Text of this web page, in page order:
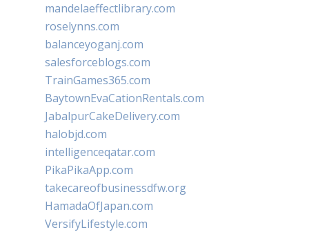
mandelaeffectlibrary.com
roselynns.com
balanceyoganj.com
salesforceblogs.com
TrainGames365.com
BaytownEvaCationRentals.com
JabalpurCakeDelivery.com
halobjd.com
intelligenceqatar.com
PikaPikaApp.com
takecareofbusinessdfw.org
HamadaOfJapan.com
VersifyLifestyle.com